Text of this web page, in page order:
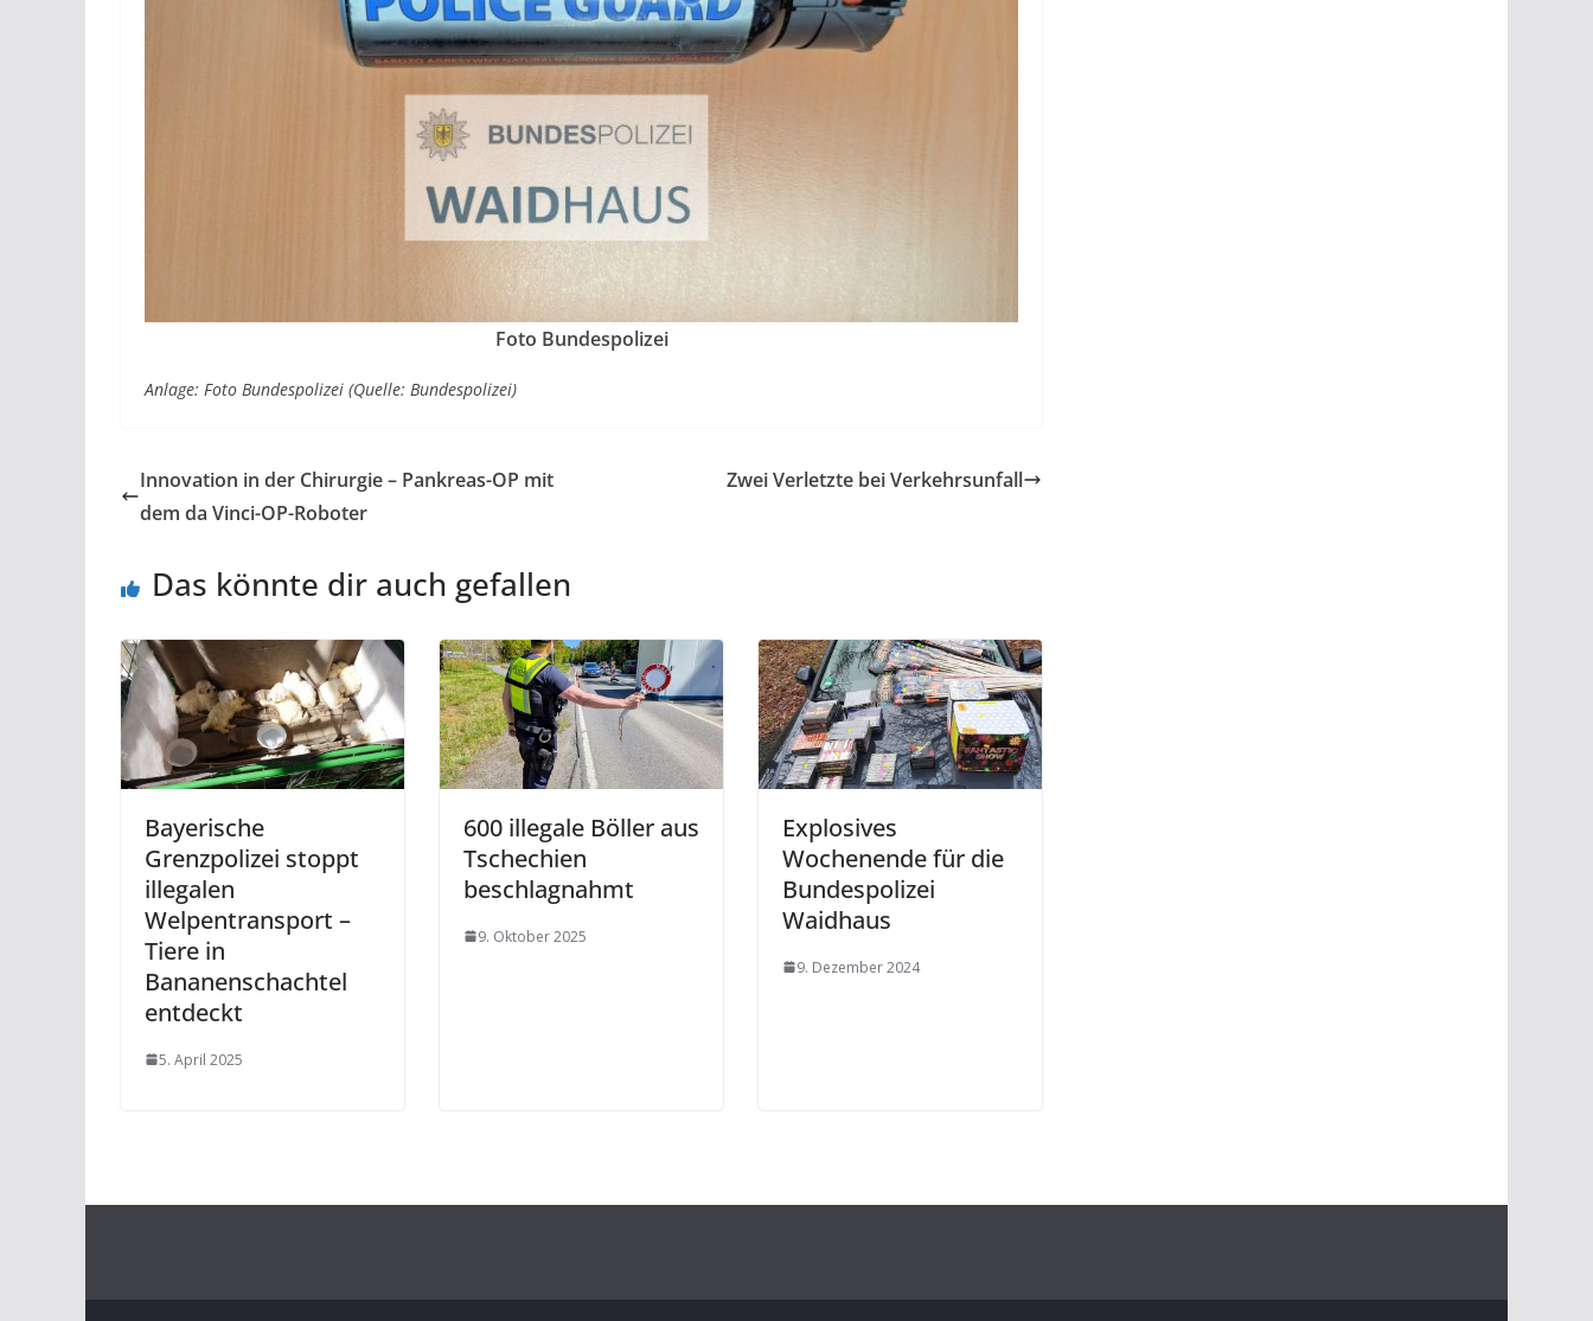
Foto Bundespolizei
Anlage: Foto Bundespolizei (Quelle: Bundespolizei)
Innovation in der Chirurgie – Pankreas-OP mit
dem da Vinci-OP-Roboter
Zwei Verletzte bei Verkehrsunfall
Das könnte dir auch gefallen
Bayerische
Grenzpolizei stoppt
illegalen
Welpentransport –
Tiere in
Bananenschachtel
entdeckt
5. April 2025
600 illegale Böller aus
Tschechien
beschlagnahmt
9. Oktober 2025
Explosives
Wochenende für die
Bundespolizei
Waidhaus
9. Dezember 2024